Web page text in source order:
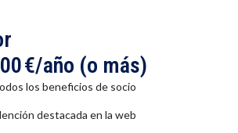
€/año (o más)
los beneficios de socio
destacada en la web